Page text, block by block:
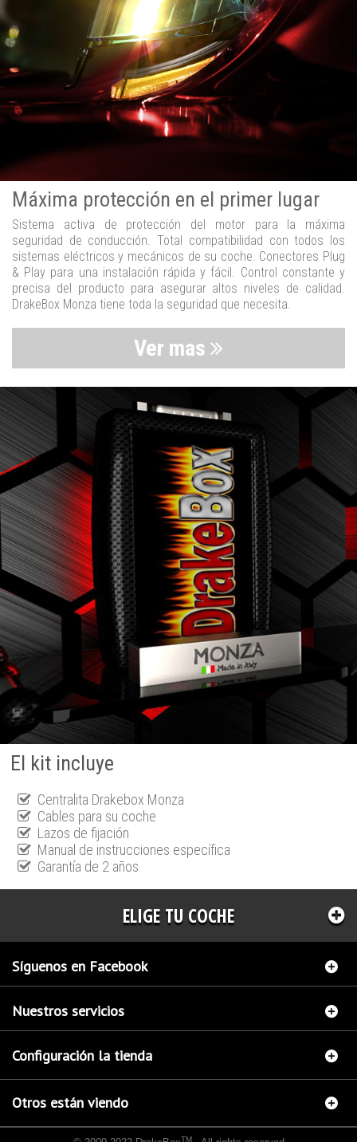
Máxima protección en el primer lugar
Sistema activa de protección del motor para la máxima
seguridad de conducción. Total compatibilidad con todos los
sistemas eléctricos y mecánicos de su coche. Conectores Plug
& Play para una instalación rápida y fácil. Control constante y
precisa del producto para asegurar altos niveles de calidad.
DrakeBox Monza tiene toda la seguridad que necesita.
Ver mas
El kit incluye
Centralita Drakebox Monza
Cables para su coche
Lazos de fijación
Manual de instrucciones específica
Garantía de 2 años
ELIGE TU COCHE
Síguenos en Facebook
Nuestros servicios
Configuración la tienda
Otros están viendo
TM